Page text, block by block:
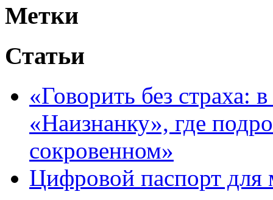
Метки
Статьи
«Говорить без страха:
«Наизнанку», где
сокровенном»
Цифровой паспорт для